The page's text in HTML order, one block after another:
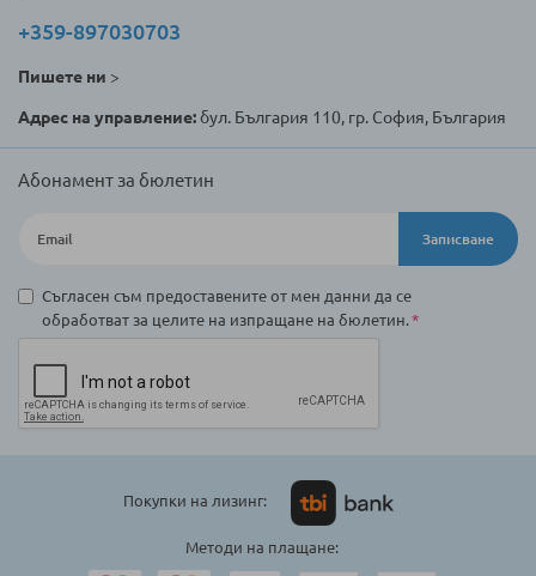
+359-897030703
Пишете ни >
Адрес на управление:бул. България 110, гр. София, България
Абонамент за бюлетин
Записване
Съгласен съм предоставените от мен данни да се
обработват за целите на изпращане на бюлетин.
Покупки на лизинг:
Методи на плащане: